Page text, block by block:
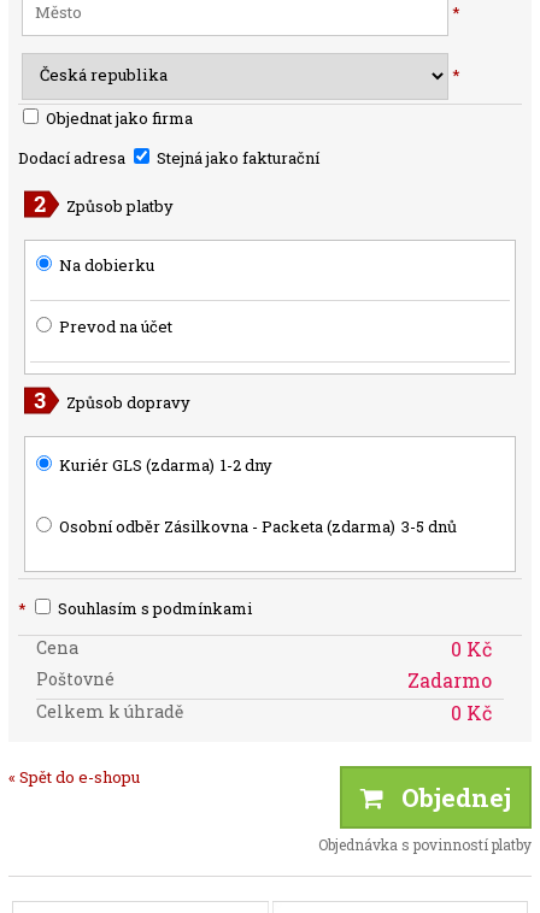
*
*
Objednat jako firma
Dodací adresa
Stejná jako fakturační
Způsob platby
Na dobierku
Prevod na účet
Způsob dopravy
Kuriér GLS (zdarma) 1-2 dny
Osobní odběr Zásilkovna - Packeta (zdarma) 3-5 dnů
* Souhlasím s podmínkami
Cena 0 Kč
Poštovné Zadarmo
Celkem k úhradě 0 Kč
« Spět do e-shopu
Objednej
Objednávka s povinností platby